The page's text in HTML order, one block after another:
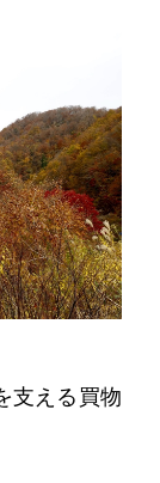
支える買物